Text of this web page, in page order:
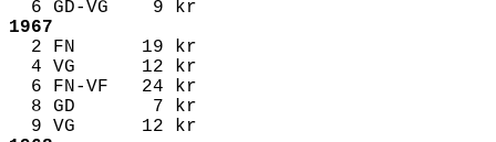
6 GD-VG 9 kr
1967
2 FN 19 kr
4 VG 12 kr
6 FN-VF 24 kr
8 GD 7 kr
9 VG 12 kr